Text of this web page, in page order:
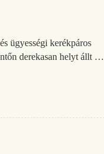
ügyességi kerékpáros
derekasan helyt állt …